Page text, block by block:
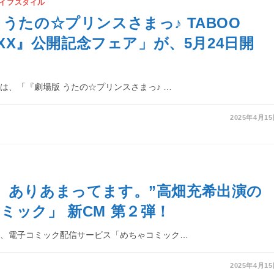
フスタイル
うたの☆プリンスさまっ♪ TABOO
』公開記念フェア」が、5月24日開
、「『劇場版 うたの☆プリンスさまっ♪ …
2025年4月15
ありあまってます。”高畑充希出演の
ック」 新CM 第２弾！
電子コミック配信サービス「めちゃコミック…
2025年4月15